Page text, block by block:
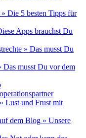
Die 5 besten Tipps für
Apps brauchst Du
» Das musst Du
Das musst Du vor dem
Lust und Frust mit
dem Blog » Unsere